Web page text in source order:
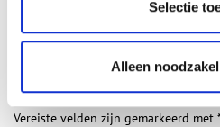
Selectie
Alleen
Maandag 25 mei tussen 10.00-
Vereiste velden zijn gemarkeerd